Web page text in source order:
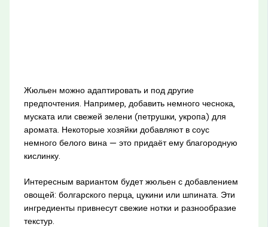
Жюльен можно адаптировать и под другие
предпочтения. Например, добавить немного чеснока,
муската или свежей зелени (петрушки, укропа) для
аромата. Некоторые хозяйки добавляют в соус
немного белого вина — это придаёт ему благородную
кислинку.
Интересным вариантом будет жюльен с добавлением
овощей: болгарского перца, цукини или шпината. Эти
ингредиенты привнесут свежие нотки и разнообразие
текстур.